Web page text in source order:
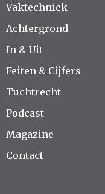
Vaktechniek
Achtergrond
In & Uit
Feiten & Cijfers
Tuchtrecht
Podcast
Magazine
Contact